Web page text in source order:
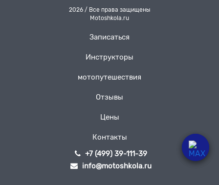
2026 / Все права защищены
Motoshkola.ru
Записаться
Инструкторы
мотопутешествия
Отзывы
Цены
Контакты
+7 (499) 39-111-39
info@motoshkola.ru